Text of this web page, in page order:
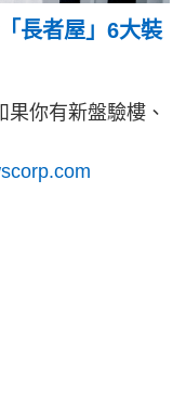
長者屋」6大裝
果你有新盤驗樓、